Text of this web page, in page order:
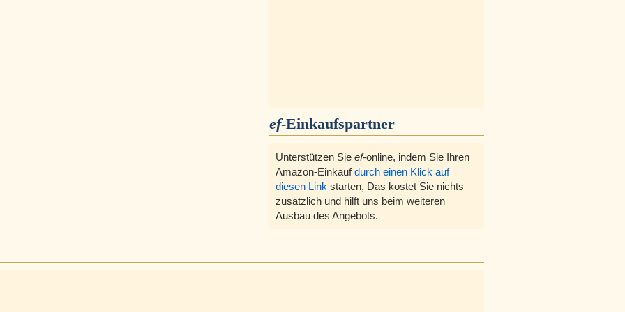
ef-Einkaufspartner
Unterstützen Sie ef-online, indem Sie Ihren
Amazon-Einkaufdurch einen Klick auf
diesen Link starten, Das kostet Sie nichts
zusätzlich und hilft uns beim weiteren
Ausbau des Angebots.